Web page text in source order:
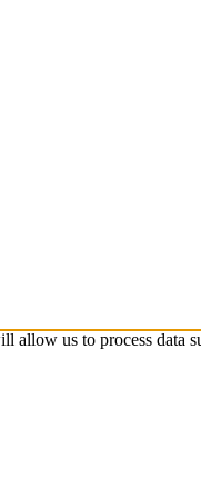
allow us to process data